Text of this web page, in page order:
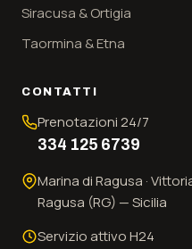
Siracusa & Ortigia
Taormina & Etna
CONTATTI
Prenotazioni 24/7
334 125 6739
Marina di Ragusa ·
Ragusa (RG) — Sicilia
Servizio attivo H24